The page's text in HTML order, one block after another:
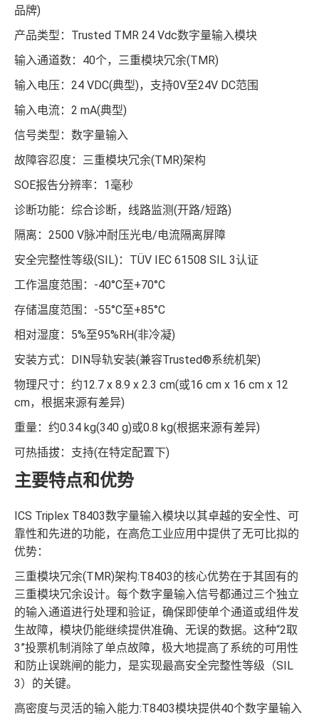
品牌)
产品类型：Trusted TMR 24 Vdc数字量输入模块
输入通道数：40个，三重模块冗余(TMR)
输入电压：24 VDC(典型)，支持0V至24V DC范围
输入电流：2 mA(典型)
信号类型：数字量输入
故障容忍度：三重模块冗余(TMR)架构
SOE报告分辨率：1毫秒
诊断功能：综合诊断，线路监测(开路/短路)
隔离：2500 V脉冲耐压光电/电流隔离屏障
安全完整性等级(SIL)：TÜV IEC 61508 SIL 3认证
工作温度范围：-40°C至+70°C
存储温度范围：-55°C至+85°C
相对湿度：5%至95%RH(非冷凝)
安装方式：DIN导轨安装(兼容Trusted®系统机架)
物理尺寸：约12.7 x 8.9 x 2.3 cm(或16 cm x 16 cm x 12
cm，根据来源有差异)
重量：约0.34 kg(340 g)或0.8 kg(根据来源有差异)
可热插拔：支持(在特定配置下)
主要特点和优势
ICS Triplex T8403数字量输入模块以其卓越的安全性、可
靠性和先进的功能，在高危工业应用中提供了无可比拟的
优势：
三重模块冗余(TMR)架构:T8403的核心优势在于其固有的
三重模块冗余设计。每个数字量输入信号都通过三个独立
的输入通道进行处理和验证，确保即使单个通道或组件发
生故障，模块仍能继续提供准确、无误的数据。这种“2取
3”投票机制消除了单点故障，极大地提高了系统的可用性
和防止误跳闸的能力，是实现最高安全完整性等级（SIL
3）的关键。
高密度与灵活的输入能力:T8403模块提供40个数字量输入